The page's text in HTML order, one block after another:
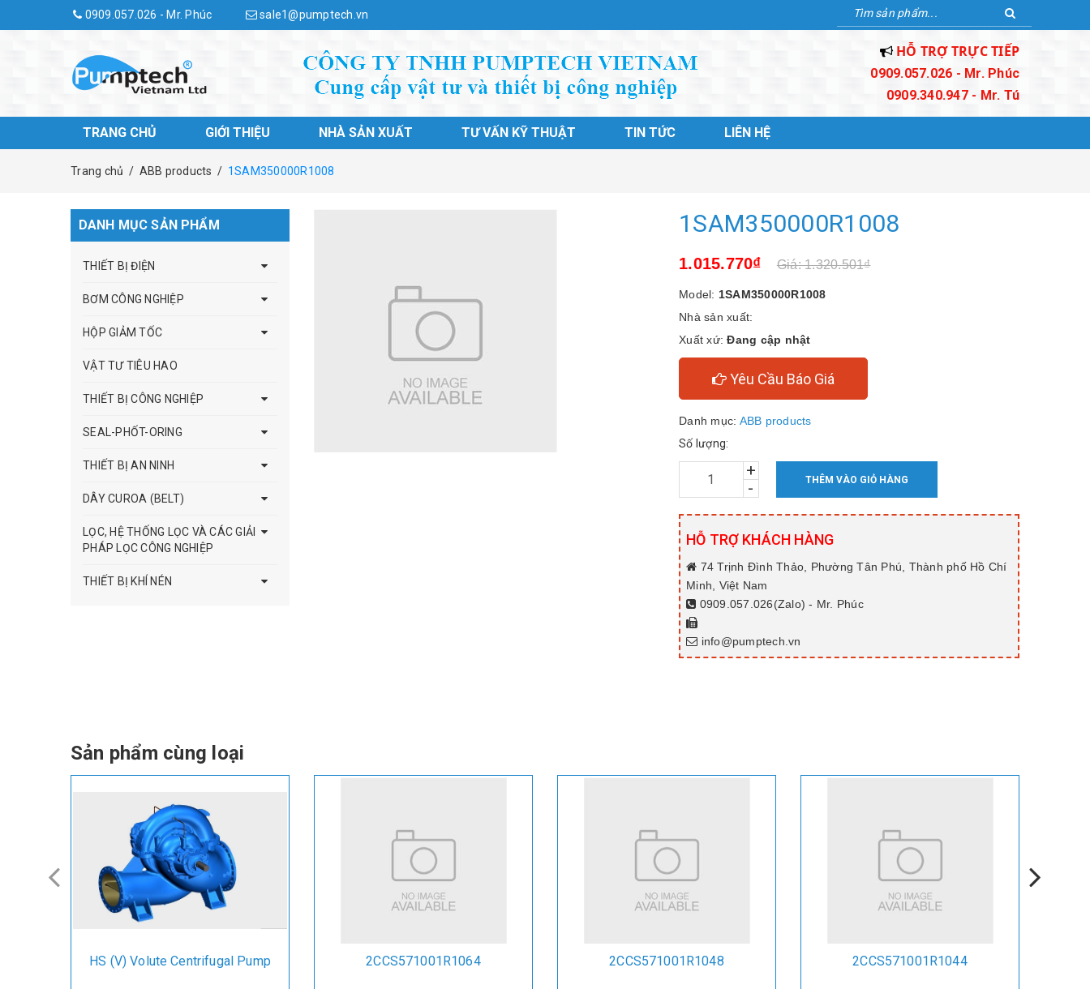
0909.057.026 - Mr. Phúc sale1@pumptech.vn
HỖ TRỢ TRỰC TIẾP
0909.057.026 - Mr. Phúc
0909.340.947 - Mr. Tú
TRANG CHỦ GIỚI THIỆU NHÀ SẢN XUẤT TƯ VẤN KỸ THUẬT TIN TỨC LIÊN HỆ
Trang chủ / ABB products / 1SAM350000R1008
1SAM350000R1008
1.015.770₫ Giá: 1.320.501₫
Model: 1SAM350000R1008
Nhà sản xuất:
Xuất xứ:Đang cập nhật
Yêu Cầu Báo Giá
Danh mục: ABB products
Số lượng:
+
-
THÊM VÀO GIỎ HÀNG
HỖ TRỢ KHÁCH HÀNG
74 Trịnh Đình Thảo, Phường Tân Phú, Thành phố Hồ Chí
Minh, Việt Nam
0909.057.026(Zalo) - Mr. Phúc
info@pumptech.vn
DANH MỤC SẢN PHẨM
THIẾT BỊ ĐIỆN
BƠM CÔNG NGHIỆP
HỘP GIẢM TỐC
VẬT TƯ TIÊU HAO
THIẾT BỊ CÔNG NGHIỆP
SEAL-PHỐT-ORING
THIẾT BỊ AN NINH
DÂY CUROA (BELT)
LỌC, HỆ THỐNG LỌC VÀ CÁC GIẢI
PHÁP LỌC CÔNG NGHIỆP
THIẾT BỊ KHÍ NÉN
Sản phẩm cùng loại
HS (V) Volute Centrifugal Pump 2CCS571001R1064 2CCS571001R1048 2CCS571001R1044